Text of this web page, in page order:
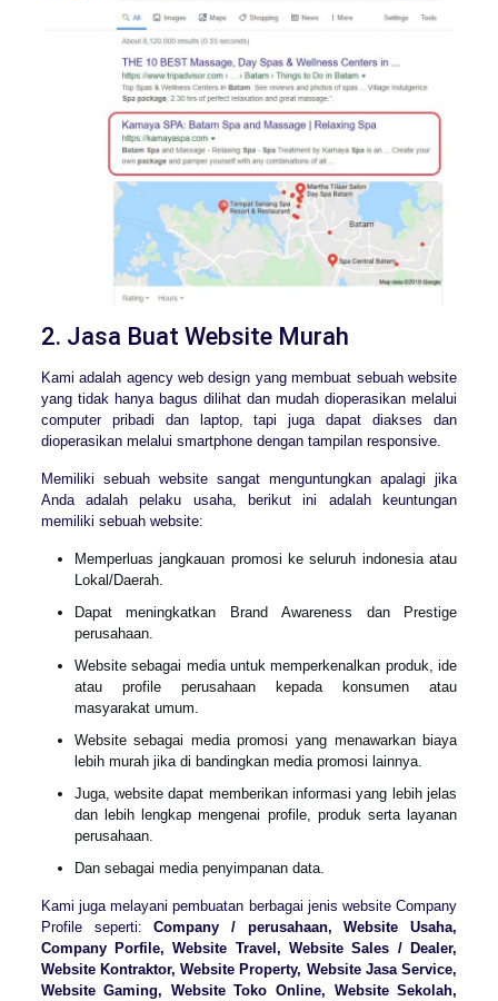
2. Jasa Buat Website Murah
Kami adalah agency web design yang membuat sebuah website
yang tidak hanya bagus dilihat dan mudah dioperasikan melalui
computer pribadi dan laptop, tapi juga dapat diakses dan
dioperasikan melalui smartphone dengan tampilan responsive.
Memiliki sebuah website sangat menguntungkan apalagi jika
Anda adalah pelaku usaha, berikut ini adalah keuntungan
memiliki sebuah website:
Memperluas jangkauan promosi ke seluruh indonesia atau
Lokal/Daerah.
Dapat meningkatkan Brand Awareness dan Prestige
perusahaan.
Website sebagai media untuk memperkenalkan produk, ide
atau profile perusahaan kepada konsumen atau
masyarakat umum.
Website sebagai media promosi yang menawarkan biaya
lebih murah jika di bandingkan media promosi lainnya.
Juga, website dapat memberikan informasi yang lebih jelas
dan lebih lengkap mengenai profile, produk serta layanan
perusahaan.
Dan sebagai media penyimpanan data.
Kami juga melayani pembuatan berbagai jenis website Company
Profile seperti:Company / perusahaan, Website Usaha,
Company Porfile, Website Travel, Website Sales / Dealer,
Website Kontraktor, Website Property, Website Jasa Service,
Website Gaming, Website Toko Online, Website Sekolah,